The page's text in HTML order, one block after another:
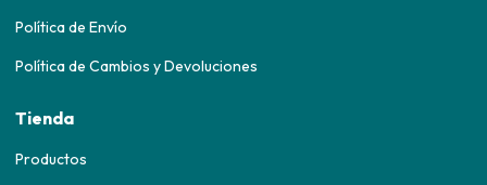
Política de Envío
Política de Cambios y Devoluciones
Tienda
Productos